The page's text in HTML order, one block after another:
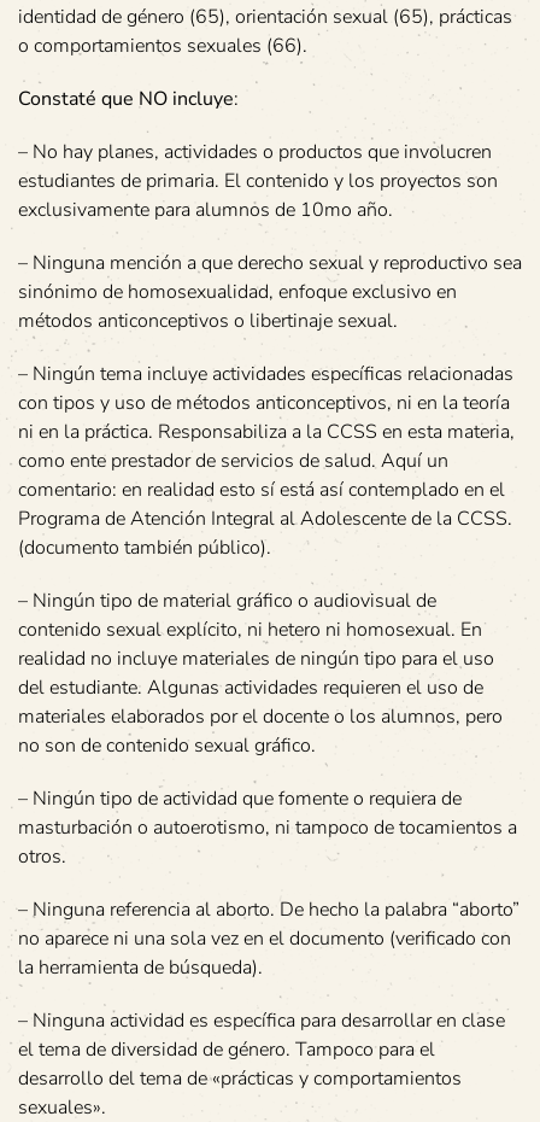
identidad de género (65), orientación sexual (65), prácticas
o comportamientos sexuales (66).
Constaté que NO incluye:
– No hay planes, actividades o productos que involucren
estudiantes de primaria. El contenido y los proyectos son
exclusivamente para alumnos de 10mo año.
– Ninguna mención a que derecho sexual y reproductivo sea
sinónimo de homosexualidad, enfoque exclusivo en
métodos anticonceptivos o libertinaje sexual.
– Ningún tema incluye actividades específicas relacionadas
con tipos y uso de métodos anticonceptivos, ni en la teoría
ni en la práctica. Responsabiliza a la CCSS en esta materia,
como ente prestador de servicios de salud. Aquí un
comentario: en realidad esto sí está así contemplado en el
Programa de Atención Integral al Adolescente de la CCSS.
(documento también público).
– Ningún tipo de material gráfico o audiovisual de
contenido sexual explícito, ni hetero ni homosexual. En
realidad no incluye materiales de ningún tipo para el uso
del estudiante. Algunas actividades requieren el uso de
materiales elaborados por el docente o los alumnos, pero
no son de contenido sexual gráfico.
– Ningún tipo de actividad que fomente o requiera de
masturbación o autoerotismo, ni tampoco de tocamientos a
otros.
– Ninguna referencia al aborto. De hecho la palabra “aborto”
no aparece ni una sola vez en el documento (verificado con
la herramienta de búsqueda).
– Ninguna actividad es específica para desarrollar en clase
el tema de diversidad de género. Tampoco para el
desarrollo del tema de «prácticas y comportamientos
sexuales».